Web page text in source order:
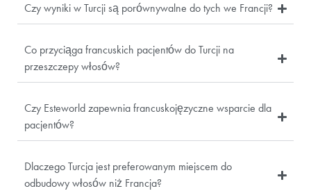
Czy wyniki w Turcji są porównywalne do tych we Francji?
Co przyciąga francuskich pacjentów do Turcji na
przeszczepy włosów?
Czy Esteworld zapewnia francuskojęzyczne wsparcie dla
pacjentów?
Dlaczego Turcja jest preferowanym miejscem do
odbudowy włosów niż Francja?